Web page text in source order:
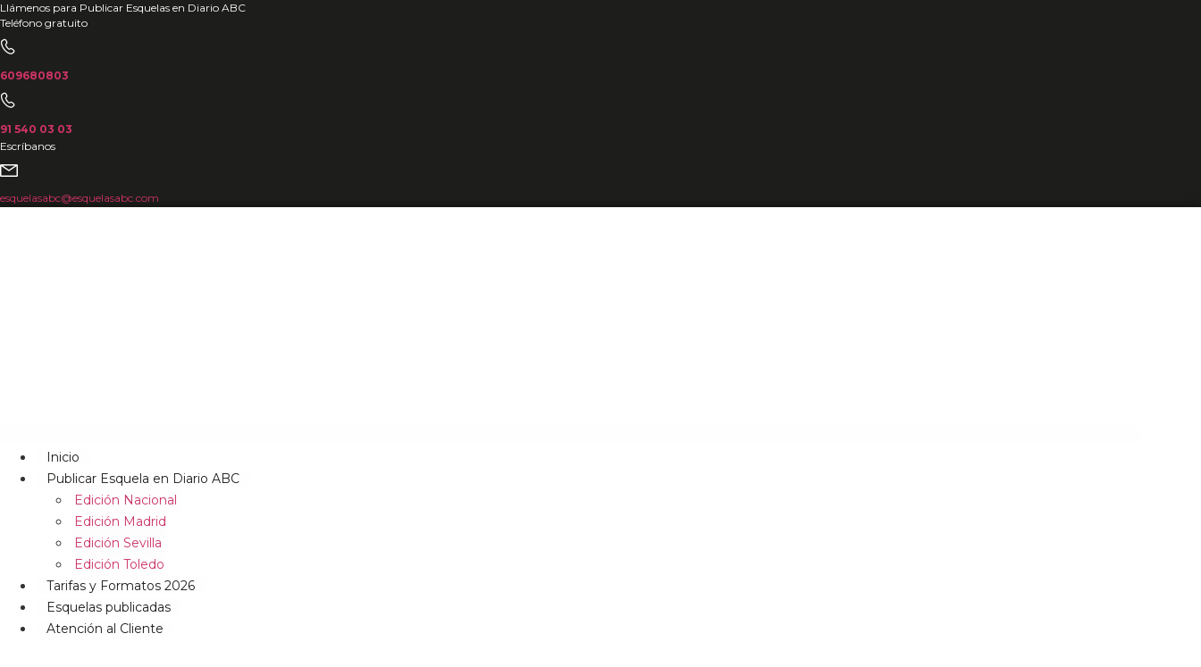
Ir
al
contenido
Llámenos para Publicar Esquelas en Diario ABC
Teléfono gratuito
609680803
91 540 03 03
Escríbanos
esquelasabc@esquelasabc.com
Inicio
Publicar Esquela en Diario ABC
Edición Nacional
Edición Madrid
Edición Sevilla
Edición Toledo
Tarifas y Formatos 2026
Esquelas publicadas
Atención al Cliente